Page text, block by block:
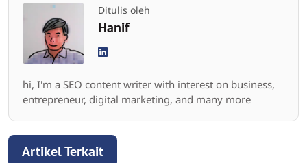
Ditulis oleh
Hanif
hi, I'm a SEO content writer with interest on business,
entrepreneur, digital marketing, and many more
Artikel Terkait